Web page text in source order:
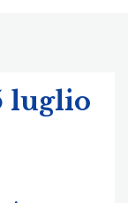
luglio